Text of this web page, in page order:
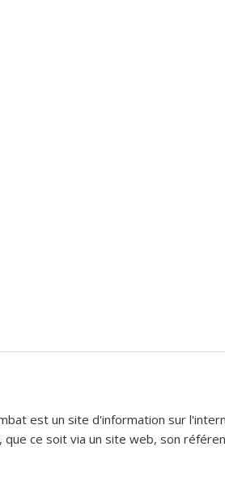
est un site d'information sur
que ce soit via un site web, son